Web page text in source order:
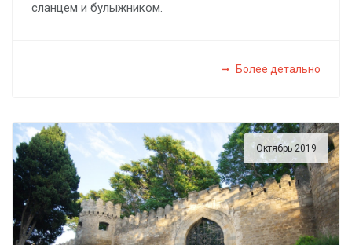
сланцем и булыжником.
Более детально
Октябрь 2019